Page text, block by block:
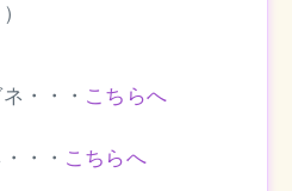
・・・ こちらへ
・・ こちらへ